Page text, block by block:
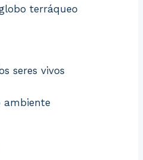
terráqueo
seres vivos
ambiente